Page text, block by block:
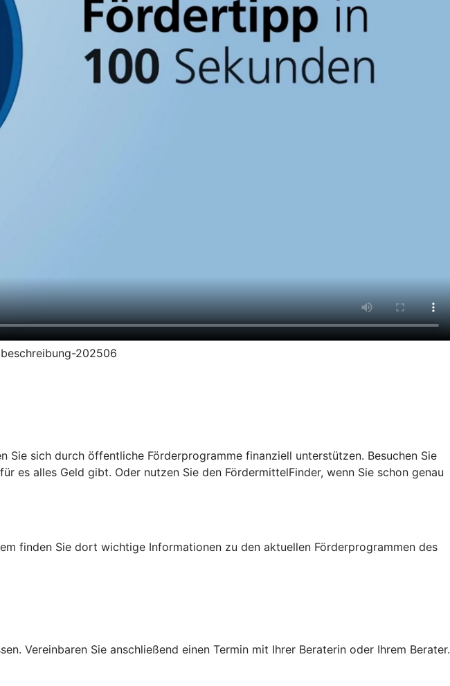
202506
Sie sich durch öffentliche Förderprogramme finanziell unterstützen. Besuchen Sie
es alles Geld gibt. Oder nutzen Sie den FördermittelFinder, wenn Sie schon genau
finden Sie dort wichtige Informationen zu den aktuellen Förderprogrammen des
Vereinbaren Sie anschließend einen Termin mit Ihrer Beraterin oder Ihrem Berater.